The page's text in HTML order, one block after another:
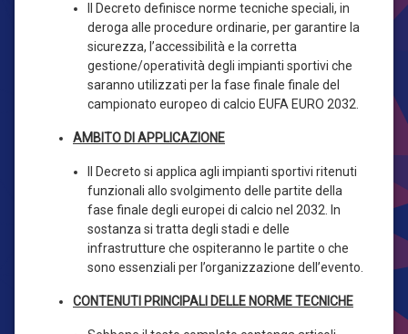
Il Decreto definisce norme tecniche speciali, in
deroga alle procedure ordinarie, per garantire la
sicurezza, l’accessibilità e la corretta
gestione/operatività degli impianti sportivi che
saranno utilizzati per la fase finale finale del
campionato europeo di calcio EUFA EURO 2032.
AMBITO DI APPLICAZIONE
Il Decreto si applica agli impianti sportivi ritenuti
funzionali allo svolgimento delle partite della
fase finale degli europei di calcio nel 2032. In
sostanza si tratta degli stadi e delle
infrastrutture che ospiteranno le partite o che
sono essenziali per l’organizzazione dell’evento.
CONTENUTI PRINCIPALI DELLE NORME TECNICHE